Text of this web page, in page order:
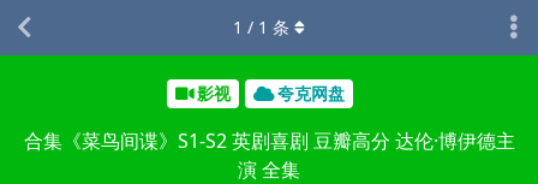
影视 夸克网盘
合集《菜鸟间谍》S1-S2 英剧喜剧 豆瓣高分 达伦·博伊德主
演 全集
1 / 1 条